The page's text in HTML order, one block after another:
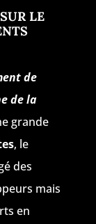
LE
de
de la
grande
, le
des
mais
en